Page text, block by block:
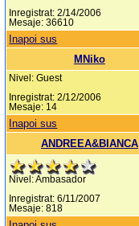
Inregistrat: 2/14/2006
Mesaje: 36610
Inapoi sus
MNiko
Nivel: Guest
Inregistrat: 2/12/2006
Mesaje: 14
Inapoi sus
ANDREEA&BIANCA
Nivel: Ambasador
Inregistrat: 6/11/2007
Mesaje: 818